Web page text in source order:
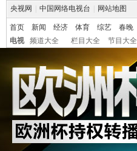
央视网 中国网络电视台 网站地图
首页 新闻 经济 体育 综艺 春晚
电视
频道大全 栏目大全 节目大全